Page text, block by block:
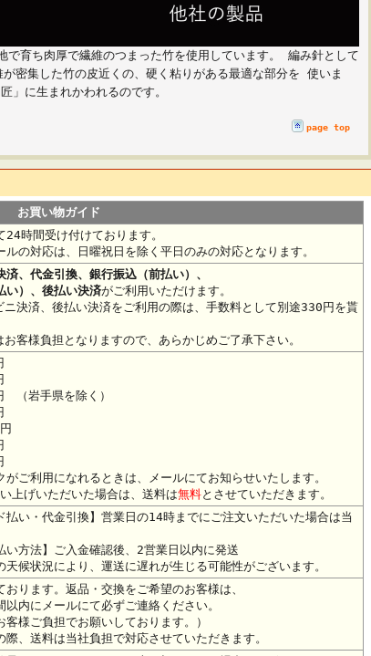
育ち肉厚で繊維のつまった竹を使用しています。 編み針として
密集した竹の皮近くの、硬く粘りがある最適な部分を 使いま
」に生まれかわれるのです。
page top
お買い物ガイド
24時間受け付けております。
ルの対応は、日曜祝日を除く平日のみの対応となります。
済、代金引換、銀行振込（前払い）、
い）、後払い決済がご利用いただけます。
決済、後払い決済をご利用の際は、手数料として別途330円を貰
客様負担となりますので、あらかじめご了承下さい。
岩手県を除く）
がご利用になれるときは、メールにてお知らせいたします。
上げいただいた場合は、送料は無料とさせていただきます。
払い・代金引換】営業日の14時までにご注文いただいた場合は当
い方法】ご入金確認後、2営業日以内に発送
候状況により、運送に遅れが生じる可能性がございます。
ります。返品・交換をご希望のお客様は、
内にメールにて必ずご連絡ください。
客様ご負担でお願いしております。）
、送料は当社負担で対応させていただきます。